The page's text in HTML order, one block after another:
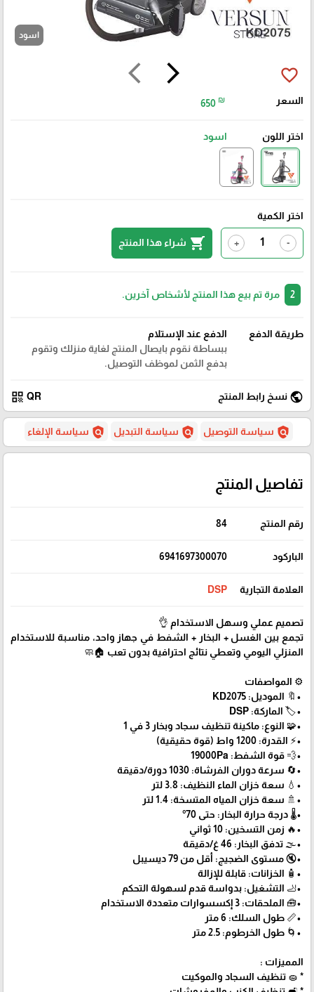
اسود
arrow_forward_ios
arrow_back_ios favorite_border
السعر 650 ₪
اختر اللون اسود
اختر الكمية
-
+
shopping_cart شراء هذا المنتج
مرة تم بيع هذا المنتج لأشخاص آخرين.
طريقة الدفع
الدفع عند الإستلام
ببساطة نقوم بايصال المنتج لغاية منزلك وتقوم
بدفع الثمن لموظف التوصيل.
public نسخ رابط المنتج QR
qr_code
policy سياسة التوصيل policy سياسة التبديل policy سياسة الإلغاء
تفاصيل المنتج
رقم المنتج 84
الباركود 6941697300070
العلامة التجارية DSP
تصميم عملي وسهل الاستخدام 👌
تجمع بين الغسل + البخار + الشفط في جهاز واحد، مناسبة للاستخدام
المنزلي اليومي وتعطي نتائج احترافية بدون تعب 🏠🧼
⚙️ المواصفات
•🔖 الموديل: KD2075
•🏷️ الماركة: DSP
•🧩 النوع: ماكينة تنظيف سجاد وبخار 3 في 1
•⚡ القدرة: 1200 واط (قوة حقيقية)
•💨 قوة الشفط: 19000Pa
•🔄 سرعة دوران الفرشاة: 1030 دورة/دقيقة
•💧 سعة خزان الماء النظيف: 3.8 لتر
•🚿 سعة خزان المياه المتسخة: 1.4 لتر
•🌡️ درجة حرارة البخار: حتى 70°
•🔥 زمن التسخين: 10 ثواني
•🌫️ تدفق البخار: 46 غ/دقيقة
•🔇 مستوى الضجيج: أقل من 79 ديسيبل
•🧴 الخزانات: قابلة للإزالة
•🦶 التشغيل: بدواسة قدم لسهولة التحكم
•🧰 الملحقات: 3 إكسسوارات متعددة الاستخدام
•📏 طول السلك: 6 متر
•🌀 طول الخرطوم: 2.5 متر
المميزات :
* 🧽 تنظيف السجاد والموكيت